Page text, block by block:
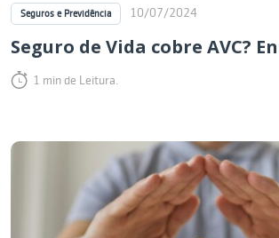
Seguros e Previdência 10/07/2024
Seguro de Vida cobre AVC?
1 min de Leitura.